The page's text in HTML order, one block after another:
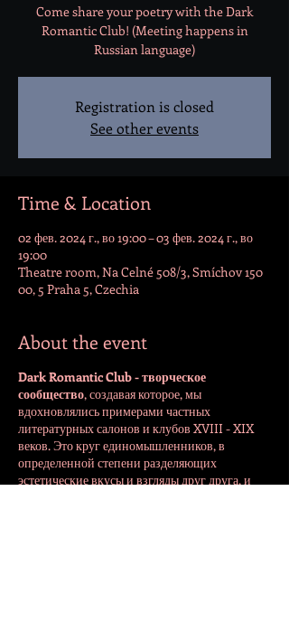
Come share your poetry with the Dark
Romantic Club! (Meeting happens in
Russian language)
Registration is closed
See other events
Time & Location
02 фев. 2024 г., во 19:00 – 03 фев. 2024 г., во
19:00
Theatre room, Na Celné 508/3, Smíchov 150
00, 5 Praha 5, Czechia
About the event
Dark Romantic Club - творческое
сообщество, создавая которое, мы
вдохновлялись примерами частных
литературных салонов и клубов XVIII - XIX
веков. Это круг единомышленников, в
определенной степени разделяющих
эстетические вкусы и взгляды друг друга, и